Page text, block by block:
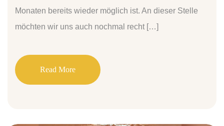
Monaten bereits wieder möglich ist. An dieser Stelle
möchten wir uns auch nochmal recht […]
Read More